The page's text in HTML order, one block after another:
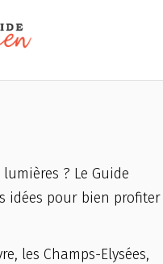
? Le Guide
idées pour bien profiter
les Champs-Elysées,